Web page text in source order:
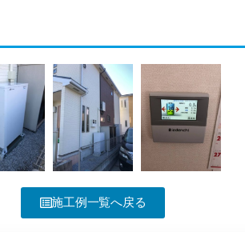
施工例一覧へ戻る